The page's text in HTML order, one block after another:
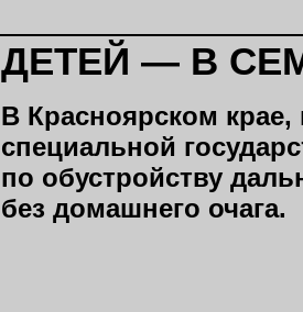
ДЕТЕЙ — В
В Красноярском крае,
специальной
по обустройству
без домашнего очага.